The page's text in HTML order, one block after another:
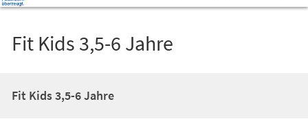
Fit Kids 3,5-6 Jahre
Fit Kids 3,5-6 Jahre